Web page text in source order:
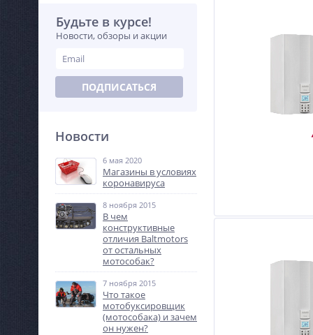
Будьте в курсе!
Новости, обзоры и акции
ПОДПИСАТЬСЯ
Новости
6 мая 2020
Магазины в условиях
коронавируса
8 ноября 2015
В чем
конструктивные
отличия Baltmotors
от остальных
мотособак?
7 ноября 2015
Что такое
мотобуксировщик
(мотособака) и зачем
он нужен?